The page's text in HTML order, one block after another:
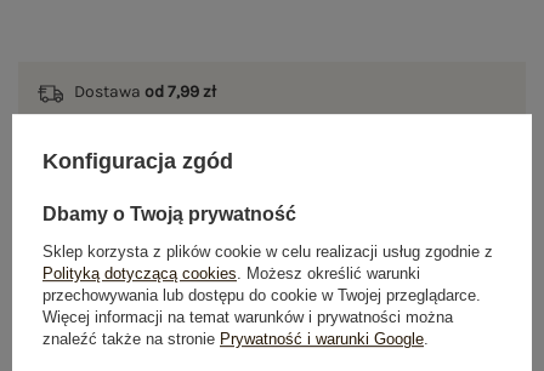
Dostawa od 7,99 zł
OPIS PRODUKTU
Konfiguracja zgód
Dbamy o Twoją prywatność
Sklep korzysta z plików cookie w celu realizacji usług zgodnie z
Polityką dotyczącą cookies. Możesz określić warunki
przechowywania lub dostępu do cookie w Twojej przeglądarce.
Więcej informacji na temat warunków i prywatności można
znaleźć także na stronie Prywatność i warunki Google.